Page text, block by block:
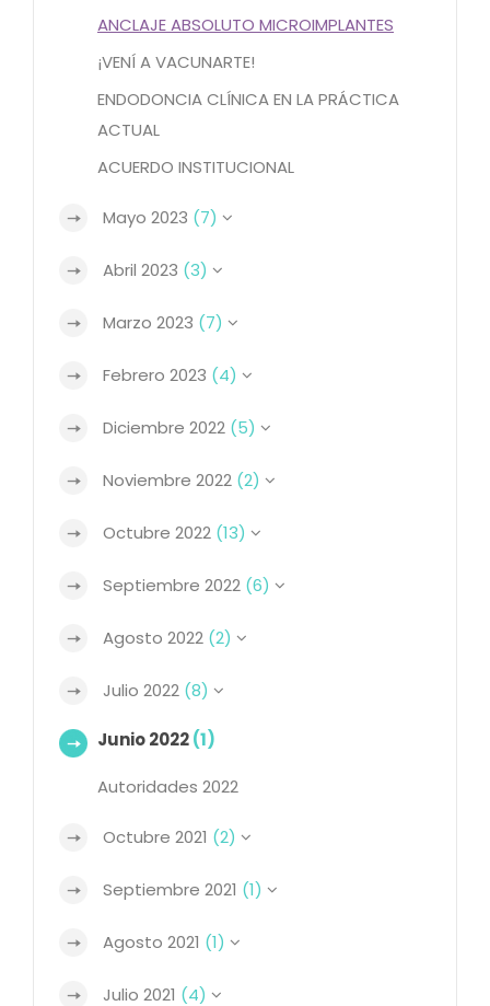
ANCLAJE ABSOLUTO MICROIMPLANTES
¡VENÍ A VACUNARTE!
ENDODONCIA CLÍNICA EN LA PRÁCTICA
ACTUAL
ACUERDO INSTITUCIONAL
Mayo 2023 (7)
Abril 2023 (3)
Marzo 2023 (7)
Febrero 2023 (4)
Diciembre 2022 (5)
Noviembre 2022 (2)
Octubre 2022 (13)
Septiembre 2022 (6)
Agosto 2022 (2)
Julio 2022 (8)
Junio 2022(1)
Autoridades 2022
Octubre 2021 (2)
Septiembre 2021 (1)
Agosto 2021 (1)
Julio 2021 (4)